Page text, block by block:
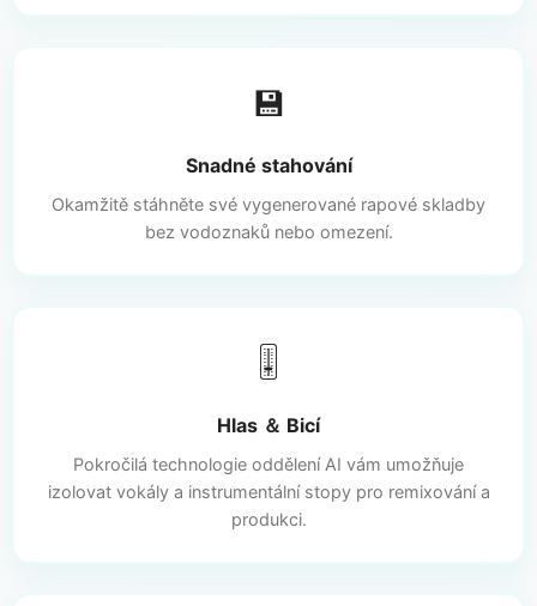
💾
Snadné stahování
Okamžitě stáhněte své vygenerované rapové skladby
bez vodoznaků nebo omezení.
🎚️
Hlas ＆ Bicí
Pokročilá technologie oddělení AI vám umožňuje
izolovat vokály a instrumentální stopy pro remixování a
produkci.